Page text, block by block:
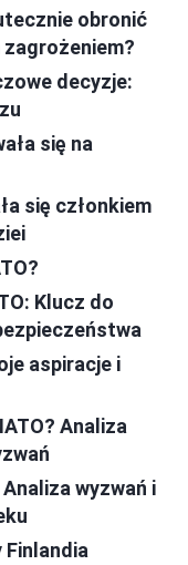
obronić
decyzje:
się na
się członkiem
Klucz do
aspiracje i
Analiza
wyzwań i